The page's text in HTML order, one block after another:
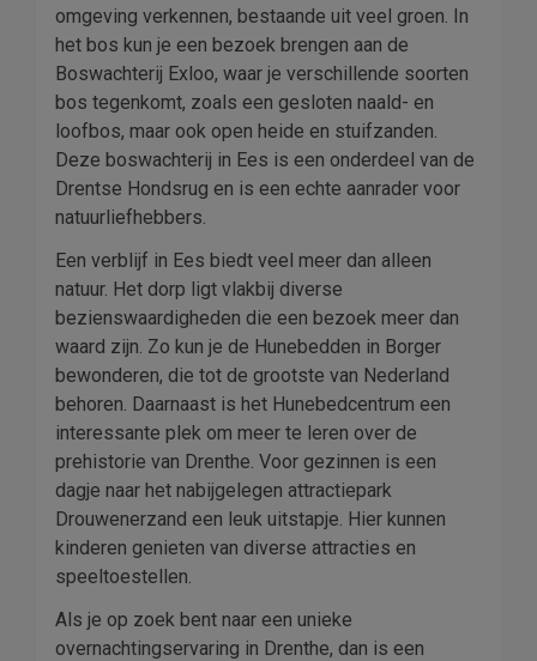
omgeving verkennen, bestaande uit veel groen. In
het bos kun je een bezoek brengen aan de
Boswachterij Exloo, waar je verschillende soorten
bos tegenkomt, zoals een gesloten naald- en
loofbos, maar ook open heide en stuifzanden.
Deze boswachterij in Ees is een onderdeel van de
Drentse Hondsrug en is een echte aanrader voor
natuurliefhebbers.
Een verblijf in Ees biedt veel meer dan alleen
natuur. Het dorp ligt vlakbij diverse
bezienswaardigheden die een bezoek meer dan
waard zijn. Zo kun je de Hunebedden in Borger
bewonderen, die tot de grootste van Nederland
behoren. Daarnaast is het Hunebedcentrum een
interessante plek om meer te leren over de
prehistorie van Drenthe. Voor gezinnen is een
dagje naar het nabijgelegen attractiepark
Drouwenerzand een leuk uitstapje. Hier kunnen
kinderen genieten van diverse attracties en
speeltoestellen.
Als je op zoek bent naar een unieke
overnachtingservaring in Drenthe, dan is een